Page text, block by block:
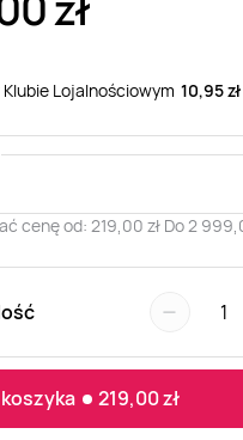
Lojalnościowym 10,95 zł
cenę od: 219,00 zł Do 2
− 1
219,00zł